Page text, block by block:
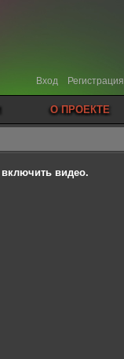
Вход Регистрация
О ПРОЕКТЕ
видео.